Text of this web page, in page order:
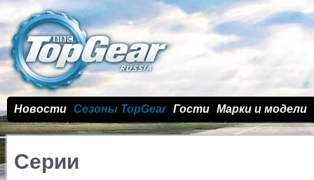
Новости Сезоны TopGear Гости Марки и модели
Серии